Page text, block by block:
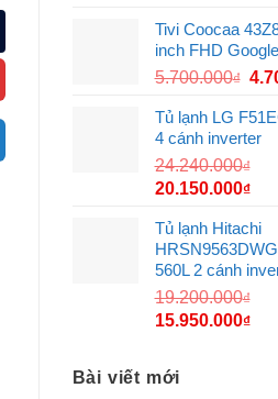
là:
14.880.000₫.
tại
là:
Tivi Coocaa
inch FHD Google
5.700.000₫ Giá
là:
Tủ lạnh LG
4 cánh inverter
24.240.000₫
Giá
là:
24.240.000₫.
20.150.000₫Giá
tại
là:
Tủ lạnh Hitachi
560L 2 cánh
19.200.000₫
Giá
là:
19.200.000₫.
15.950.000₫Giá
Bài viết mới